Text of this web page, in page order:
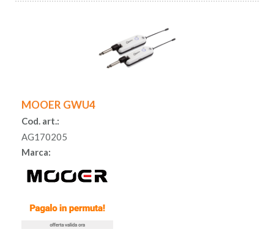
MOOER GWU4
Cod. art.:
AG170205
Marca: